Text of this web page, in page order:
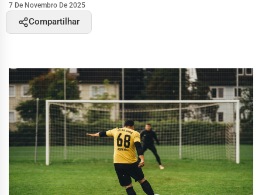
7 De Novembro De 2025
Compartilhar